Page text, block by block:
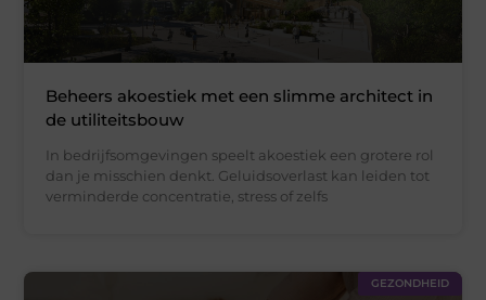
Beheers akoestiek met een slimme architect in
de utiliteitsbouw
In bedrijfsomgevingen speelt akoestiek een grotere rol
dan je misschien denkt. Geluidsoverlast kan leiden tot
verminderde concentratie, stress of zelfs
GEZONDHEID